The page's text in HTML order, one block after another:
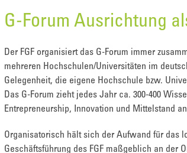
G-Forum Ausrichtung
Der FGF organisiert das G-Forum immer
mehreren Hochschulen/Universitäten im
Gelegenheit, die eigene Hochschule bzw.
Das G-Forum zieht jedes Jahr ca. 300-400
Entrepreneurship, Innovation und Mittelstand
Organisatorisch hält sich der Aufwand für das
Geschäftsführung des FGF maßgeblich an der